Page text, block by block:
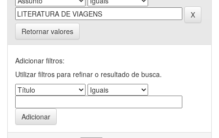
Retornar valores
Adicionar filtros:
Utilizar filtros para refinar o resultado de busca.